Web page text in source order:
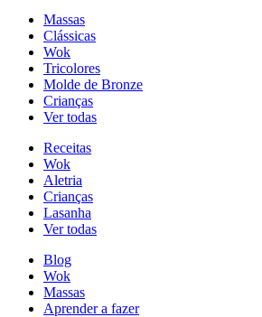
Massas
Clássicas
Wok
Tricolores
Molde de Bronze
Crianças
Ver todas
Receitas
Wok
Aletria
Crianças
Lasanha
Ver todas
Blog
Wok
Massas
Aprender a fazer